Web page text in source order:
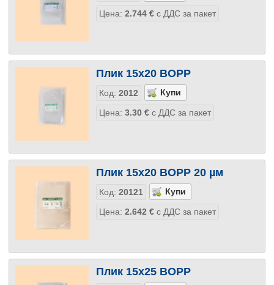
Цена: 2.744 €с ДДС за пакет
Плик 15х20 BOPP
Код: 2012
Цена: 3.30 €с ДДС за пакет
Плик 15х20 BOPP 20 µм
Код: 20121
Цена: 2.642 €с ДДС за пакет
Плик 15х25 BOPP